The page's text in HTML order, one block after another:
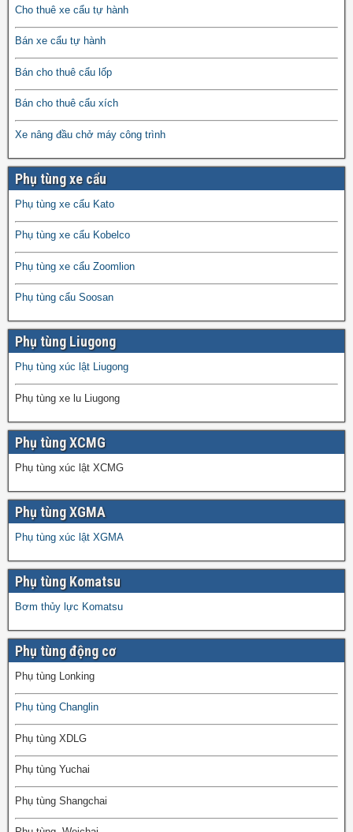
Cho thuê xe cẩu tự hành
Bán xe cẩu tự hành
Bán cho thuê cẩu lốp
Bán cho thuê cẩu xích
Xe nâng đầu chở máy công trình
Phụ tùng xe cẩu
Phụ tùng xe cẩu Kato
Phụ tùng xe cẩu Kobelco
Phụ tùng xe cẩu Zoomlion
Phụ tùng cẩu Soosan
Phụ tùng Liugong
Phụ tùng xúc lật Liugong
Phụ tùng xe lu Liugong
Phụ tùng XCMG
Phụ tùng xúc lật XCMG
Phụ tùng XGMA
Phụ tùng xúc lật XGMA
Phụ tùng Komatsu
Bơm thủy lực Komatsu
Phụ tùng động cơ
Phụ tùng Lonking
Phụ tùng Changlin
Phụ tùng XDLG
Phụ tùng Yuchai
Phụ tùng Shangchai